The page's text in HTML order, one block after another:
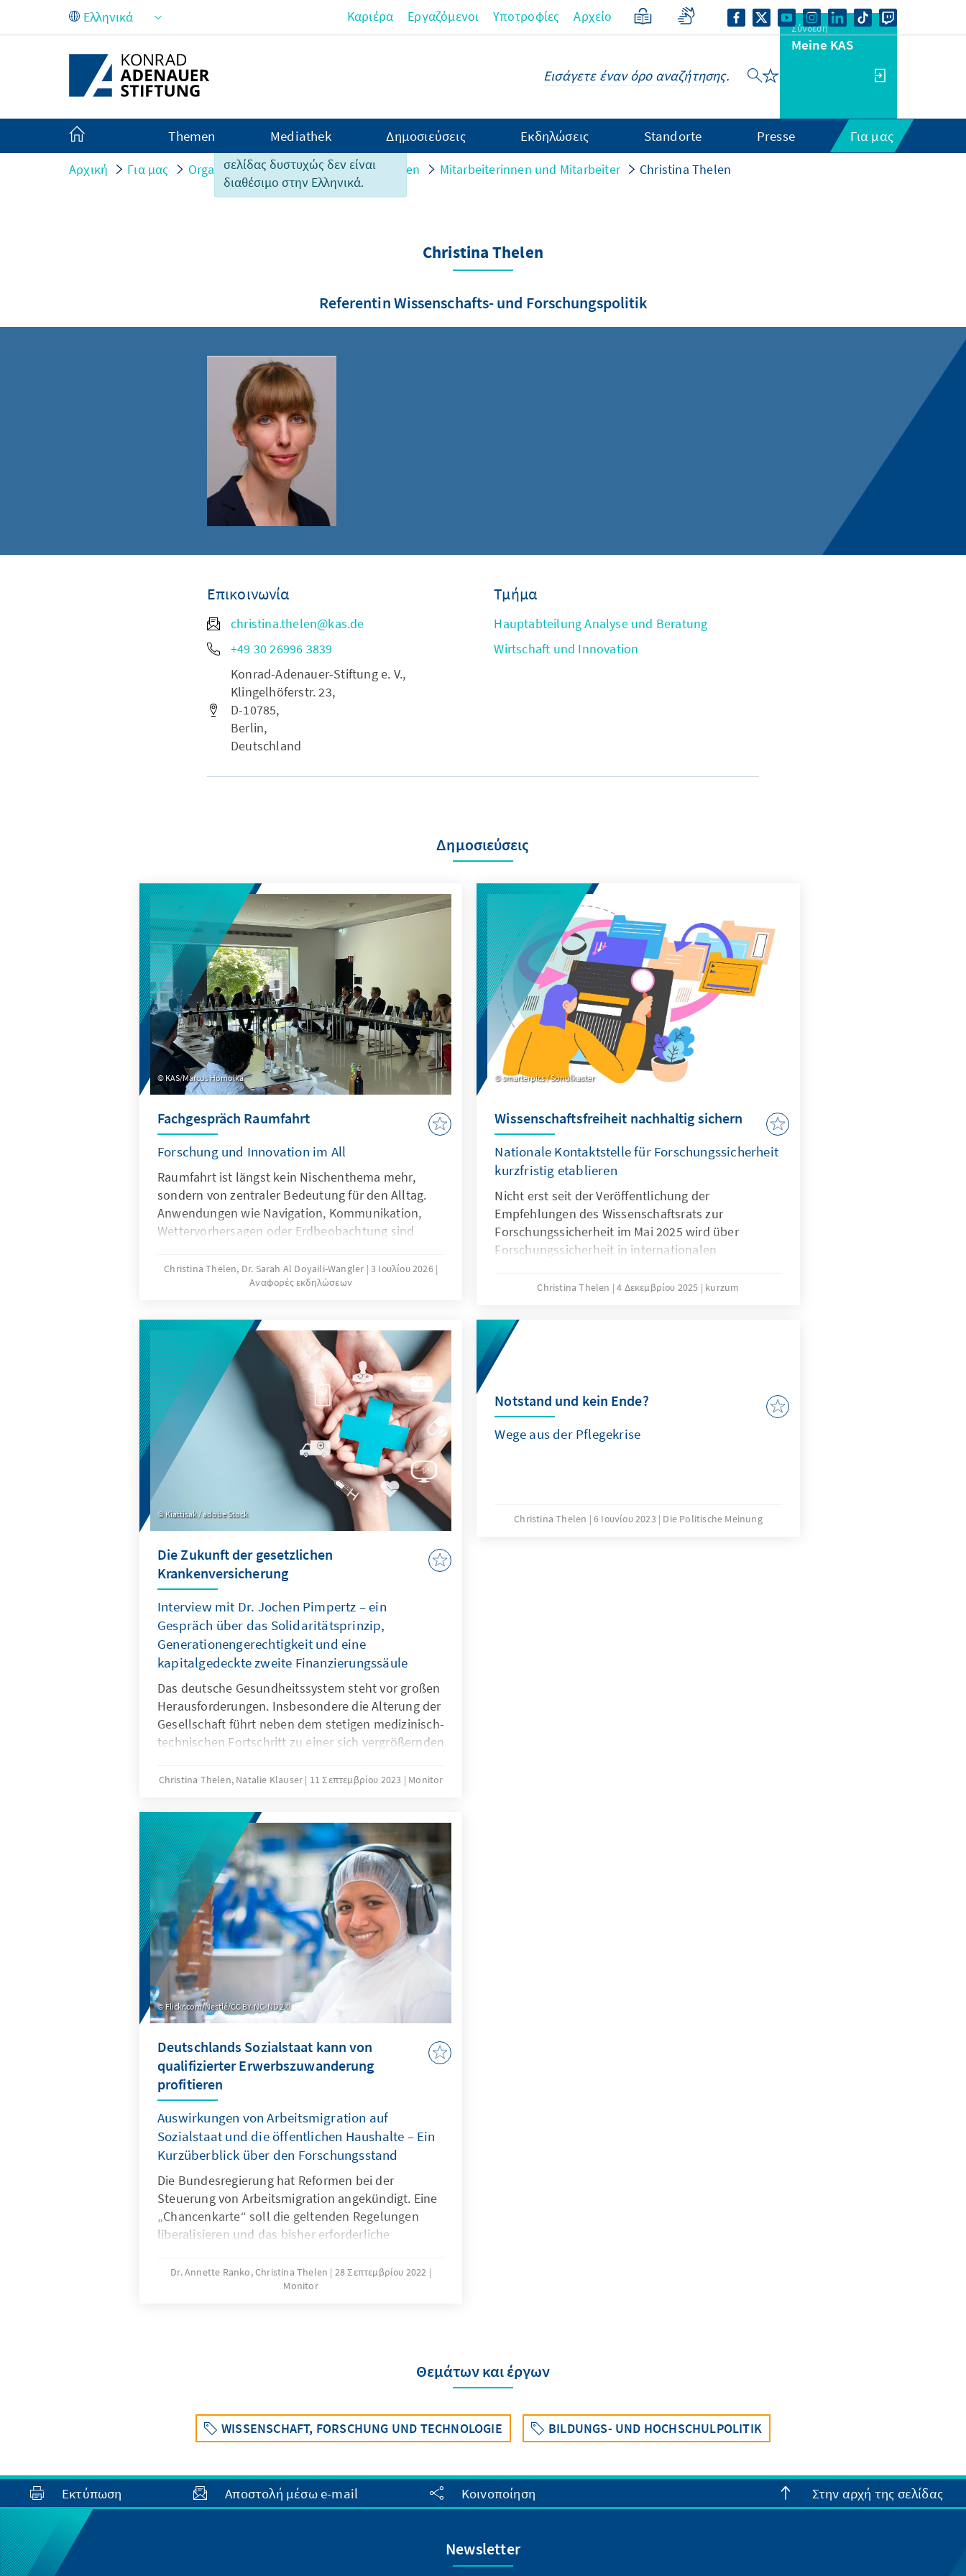
Skip to Main Content
Το περιεχόμενο αυτής της
σελίδας δυστυχώς δεν είναι
διαθέσιμο στην Ελληνικά.
Καριέρα Εργαζόμενοι Υποτροφίες Αρχείο
Σύνδεση
Meine KAS
Themen Mediathek Δημοσιεύσεις Εκδηλώσεις Standorte Presse Για μας
Αρχική Για μας Organisation Personen und Strukturen Mitarbeiterinnen und Mitarbeiter Christina Thelen
Christina Thelen
Referentin Wissenschafts- und Forschungspolitik
Επικοινωνία
christina.thelen@kas.de
+49 30 26996 3839
Konrad-Adenauer-Stiftung e. V.,
Klingelhöferstr. 23,
D-10785,
Berlin,
Deutschland
Τμήμα
Hauptabteilung Analyse und Beratung
Wirtschaft und Innovation
Δημοσιεύσεις
KAS/Marcus Homolka
Fachgespräch Raumfahrt
Forschung und Innovation im All
Raumfahrt ist längst kein Nischenthema mehr,
sondern von zentraler Bedeutung für den Alltag.
Anwendungen wie Navigation, Kommunikation,
Wettervorhersagen oder Erdbeobachtung sind
entwickelt sich der Weltraum zunehmend zu einem
Wirtschaftsraum. Insbesondere der sogenannte
ups und privaten Akteuren beschleunigt
Innovationen und eröffnet neue Möglichkeiten der
Wertschöpfung.
Christina Thelen, Dr. Sarah Al Doyaili-Wangler 3 Ιουλίου 2026
Αναφορές εκδηλώσεων
smarterpics / Sonulkaster
Wissenschaftsfreiheit nachhaltig sichern
Nationale Kontaktstelle für Forschungssicherheit
kurzfristig etablieren
Nicht erst seit der Veröffentlichung der
Empfehlungen des Wissenschaftsrats zur
Forschungssicherheit im Mai 2025 wird über
Forschungssicherheit in internationalen
noch bis vor wenigen Jahren im Regelfall positiv
Forschung als Wissenstreiber und Goldstandard –
rücken spätestens seit dem Überfall Russlands auf
die Ukraine, die Risiken internationaler
Christina Thelen 4 Δεκεμβρίου 2025 kurzum
Kiattisak / adobe Stock
Die Zukunft der gesetzlichen
Krankenversicherung
Interview mit Dr. Jochen Pimpertz – ein
Gespräch über das Solidaritätsprinzip,
Generationengerechtigkeit und eine
kapitalgedeckte zweite Finanzierungssäule
Das deutsche Gesundheitssystem steht vor großen
Herausforderungen. Insbesondere die Alterung der
Gesellschaft führt neben dem stetigen medizinisch-
technischen Fortschritt zu einer sich vergrößernden
der gesetzlichen Krankenversicherung. Wie lässt
nachhaltig gestalten und eine intergenerative
Solidarität bewahren?
Christina Thelen, Natalie Klauser 11 Σεπτεμβρίου 2023 Monitor
Notstand und kein Ende?
Wege aus der Pflegekrise
Christina Thelen 6 Ιουνίου 2023 Die Politische Meinung
Flickr.com/Nestlé/CC BY-NC-ND 2.0
Deutschlands Sozialstaat kann von
qualifizierter Erwerbszuwanderung
profitieren
Auswirkungen von Arbeitsmigration auf
Sozialstaat und die öffentlichen Haushalte – Ein
Kurzüberblick über den Forschungsstand
Die Bundesregierung hat Reformen bei der
Steuerung von Arbeitsmigration angekündigt. Eine
„Chancenkarte“ soll die geltenden Regelungen
liberalisieren und das bisher erforderliche
Text gibt einen Überblick über die Fachdebatte zu
Auswirkungen von Arbeitsmigration auf den
Dr. Annette Ranko, Christina Thelen
28 Σεπτεμβρίου 2022
Monitor
Θεμάτων και έργων
WISSENSCHAFT, FORSCHUNG UND TECHNOLOGIE BILDUNGS- UND HOCHSCHULPOLITIK
Εκτύπωση Αποστολή μέσω e-mail Κοινοποίηση Στην αρχή της σελίδας
Newsletter